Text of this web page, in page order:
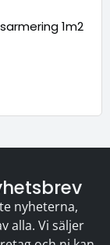
1m2
nyheterna,
alla. Vi säljer